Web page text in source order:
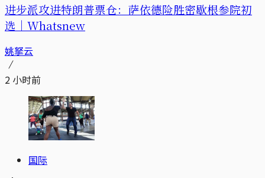
进步派攻进特朗普票仓：萨依德险胜密歇根参院初
选｜Whatsnew
姚拏云
2 小时前
国际